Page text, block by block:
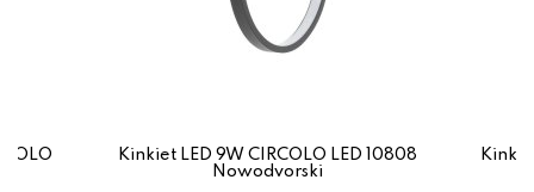
Kinkiet LED 9W CIRCOLO LED 10808
Nowodvorski